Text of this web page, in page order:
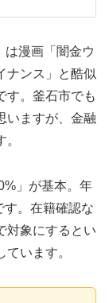
は漫画「闇金ウ
ナンス」と酷似
す。釜石市でも
いますが、金融
」が基本。年
。在籍確認な
対象にするとい
います。